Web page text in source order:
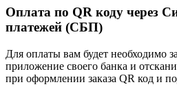
Оплата по QR коду через
платежей (СБП)
Для оплаты вам будет необходимо
приложение своего банка и
при оформлении заказа QR код и